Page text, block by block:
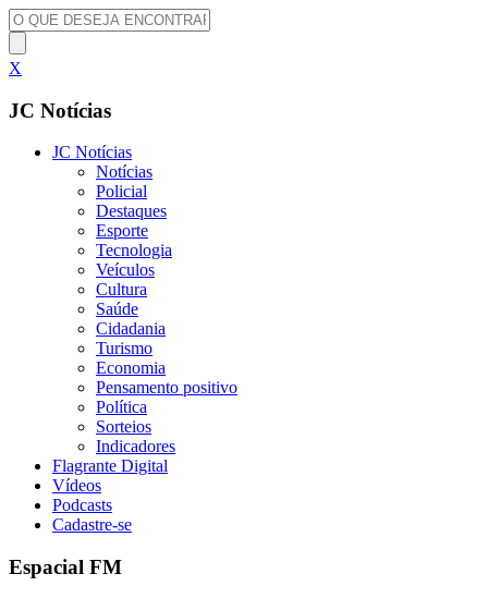
X
JC Notícias
JC Notícias
Notícias
Policial
Destaques
Esporte
Tecnologia
Veículos
Cultura
Saúde
Cidadania
Turismo
Economia
Pensamento positivo
Política
Sorteios
Indicadores
Flagrante Digital
Vídeos
Podcasts
Cadastre-se
Espacial FM